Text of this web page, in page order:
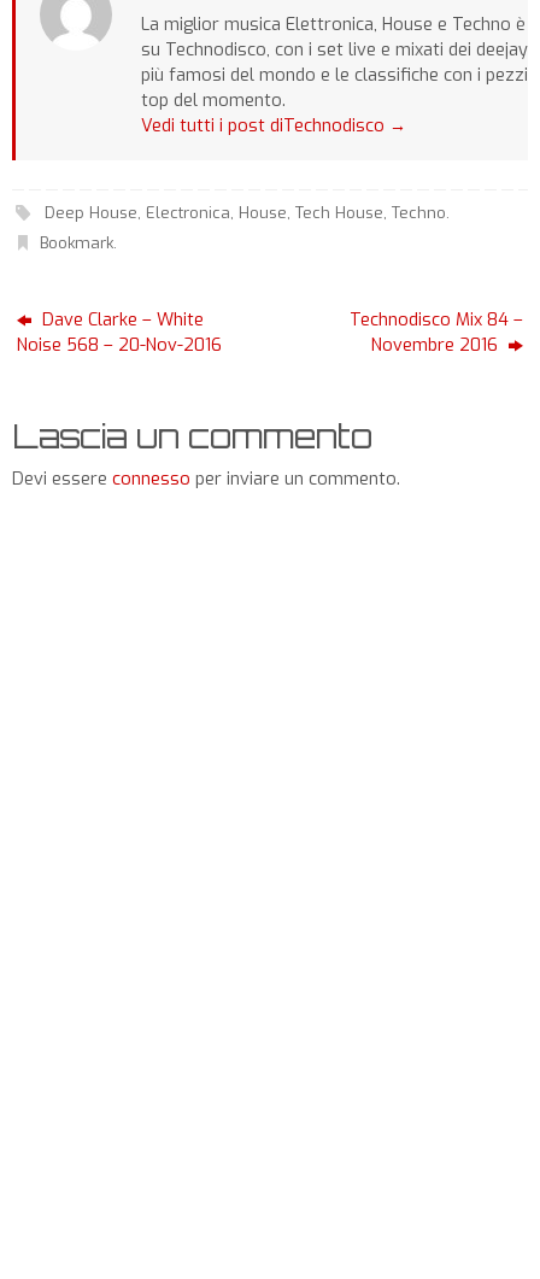
La miglior musica Elettronica, House e Techno è
su Technodisco, con i set live e mixati dei deejay
più famosi del mondo e le classifiche con i pezzi
top del momento.
Vedi tutti i post diTechnodisco →
Deep House, Electronica, House, Tech House, Techno.
Bookmark.
Dave Clarke – White
Noise 568 – 20-Nov-2016
Technodisco Mix 84 –
Novembre 2016
Lascia un commento
Devi essere connesso per inviare un commento.